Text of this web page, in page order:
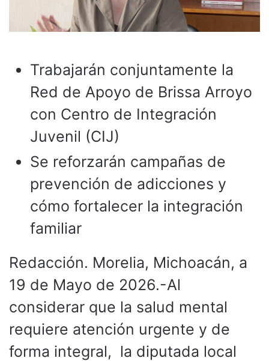
Trabajarán conjuntamente la
Red de Apoyo de Brissa Arroyo
con Centro de Integración
Juvenil (CIJ)
Se reforzarán campañas de
prevención de adicciones y
cómo fortalecer la integración
familiar
Redacción. Morelia, Michoacán, a
19 de Mayo de 2026.-Al
considerar que la salud mental
requiere atención urgente y de
forma integral, la diputada local